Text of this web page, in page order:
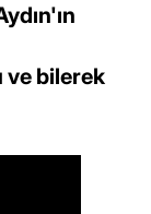
ve bilerek